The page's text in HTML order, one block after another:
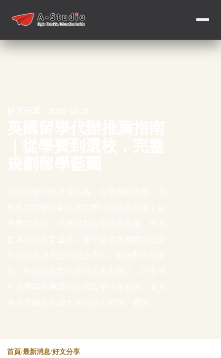
首頁/最新消息/好文分享